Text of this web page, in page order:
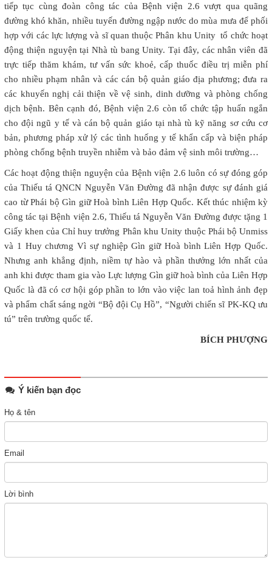
tiếp tục cùng đoàn công tác của Bệnh viện 2.6 vượt qua quãng
đường khó khăn, nhiều tuyến đường ngập nước do mùa mưa để phối
hợp với các lực lượng và sĩ quan thuộc Phân khu Unity tổ chức hoạt
động thiện nguyện tại Nhà tù bang Unity. Tại đây, các nhân viên đã
trực tiếp thăm khám, tư vấn sức khoẻ, cấp thuốc điều trị miễn phí
cho nhiều phạm nhân và các cán bộ quản giáo địa phương; đưa ra
các khuyến nghị cải thiện về vệ sinh, dinh dưỡng và phòng chống
dịch bệnh. Bên cạnh đó, Bệnh viện 2.6 còn tổ chức tập huấn ngắn
cho đội ngũ y tế và cán bộ quản giáo tại nhà tù kỹ năng sơ cứu cơ
bản, phương pháp xử lý các tình huống y tế khẩn cấp và biện pháp
phòng chống bệnh truyền nhiễm và bảo đảm vệ sinh môi trường…
Các hoạt động thiện nguyện của Bệnh viện 2.6 luôn có sự đóng góp
của Thiếu tá QNCN Nguyễn Văn Đường đã nhận được sự đánh giá
cao từ Phái bộ Gìn giữ Hoà bình Liên Hợp Quốc. Kết thúc nhiệm kỳ
công tác tại Bệnh viện 2.6, Thiếu tá Nguyễn Văn Đường được tặng 1
Giấy khen của Chỉ huy trưởng Phân khu Unity thuộc Phái bộ Unmiss
và 1 Huy chương Vì sự nghiệp Gìn giữ Hoà bình Liên Hợp Quốc.
Nhưng anh khẳng định, niềm tự hào và phần thưởng lớn nhất của
anh khi được tham gia vào Lực lượng Gìn giữ hoà bình của Liên Hợp
Quốc là đã có cơ hội góp phần to lớn vào việc lan toả hình ảnh đẹp
và phẩm chất sáng ngời “Bộ đội Cụ Hồ”, “Người chiến sĩ PK-KQ ưu
tú” trên trường quốc tế.
BÍCH PHƯỢNG
Ý kiến bạn đọc
Họ & tên
Email
Lời bình